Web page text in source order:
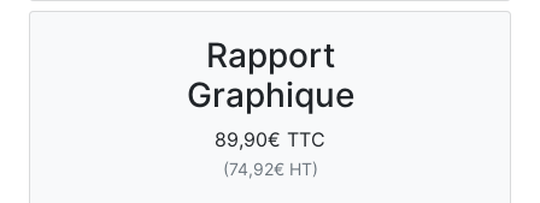
Rapport
Graphique
89,90€ TTC
(74,92€ HT)